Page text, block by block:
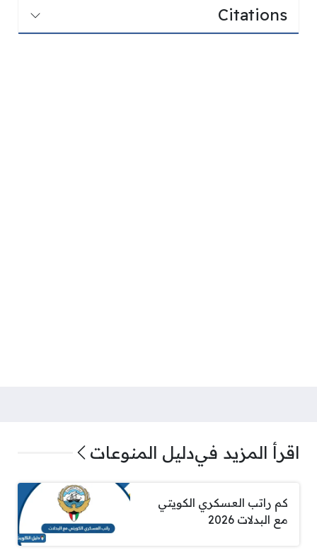
Citations
اقرأ المزيد فيدليل المنوعات
كم راتب العسكري الكويتي
مع البدلات 2026